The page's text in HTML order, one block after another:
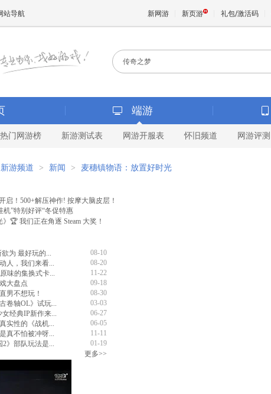
站导航 新网游 新页游 礼包/激活码
端游
热门网游榜 新游测试表 网游开服表 怀旧频道 网游评测
新游频道 > 新闻 > 麦穗镇物语：放置好时光
启！500+解压神作! 按摩大脑皮层！
机”特别好评“冬促特惠
🏆 我们正在角逐 Steam 大奖！
08-10
为 最好玩的...
08-20
人，我们来看...
11-22
味的集换式卡...
09-18
大盘点
08-30
男不想玩！
03-03
卷轴OL》试玩...
06-27
经典IP新作来...
06-05
实性的《战机...
11-11
真不怕被冲呀...
01-19
》部队玩法是...
更多>>